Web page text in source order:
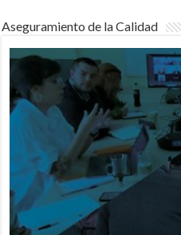
Aseguramiento de la Calidad